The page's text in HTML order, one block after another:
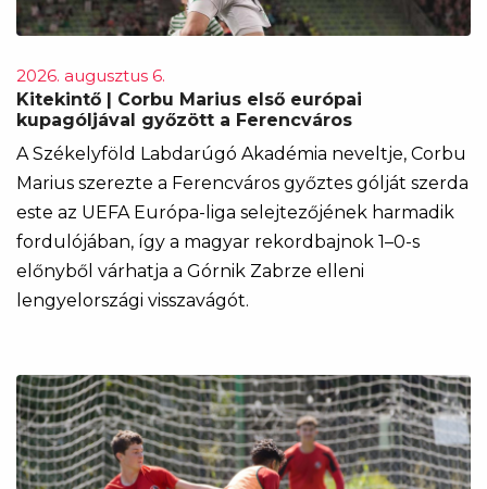
2026. augusztus 6.
Kitekintő | Corbu Marius első európai
kupagóljával győzött a Ferencváros
A Székelyföld Labdarúgó Akadémia neveltje, Corbu
Marius szerezte a Ferencváros győztes gólját szerda
este az UEFA Európa-liga selejtezőjének harmadik
fordulójában, így a magyar rekordbajnok 1–0-s
előnyből várhatja a Górnik Zabrze elleni
lengyelországi visszavágót.